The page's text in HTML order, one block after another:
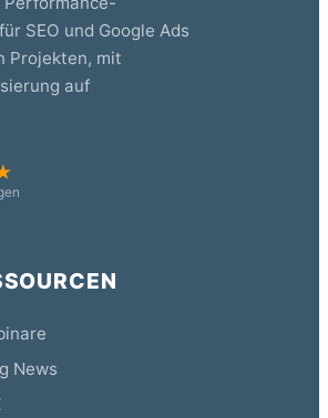
SEO und Google Ads
Projekten, mit
auf
News